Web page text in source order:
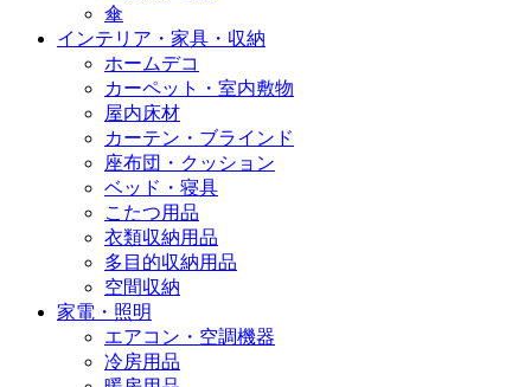
傘
インテリア・家具・収納
ホームデコ
カーペット・室内敷物
屋内床材
カーテン・ブラインド
座布団・クッション
ベッド・寝具
こたつ用品
衣類収納用品
多目的収納用品
空間収納
家電・照明
エアコン・空調機器
冷房用品